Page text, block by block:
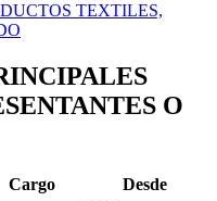
TEXTILES,
O
Cargo
Desde